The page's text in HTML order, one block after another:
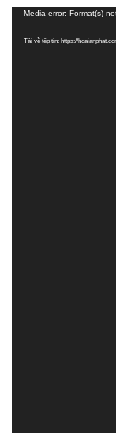
Trình
Video
Media error: Format(s)
Tải về tệp tin: https://